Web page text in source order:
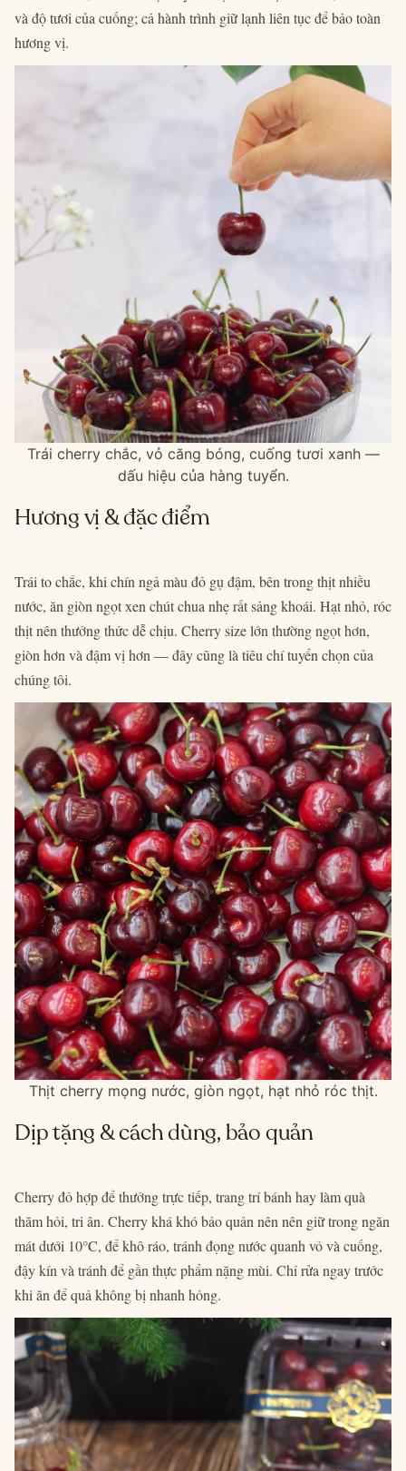
và độ tươi của cuống; cả hành trình giữ lạnh liên tục để bảo toàn
hương vị.
Trái cherry chắc, vỏ căng bóng, cuống tươi xanh —
dấu hiệu của hàng tuyển.
Hương vị & đặc điểm
Trái to chắc, khi chín ngả màu đỏ gụ đậm, bên trong thịt nhiều
nước, ăn giòn ngọt xen chút chua nhẹ rất sảng khoái. Hạt nhỏ, róc
thịt nên thưởng thức dễ chịu. Cherry size lớn thường ngọt hơn,
giòn hơn và đậm vị hơn — đây cũng là tiêu chí tuyển chọn của
chúng tôi.
Thịt cherry mọng nước, giòn ngọt, hạt nhỏ róc thịt.
Dịp tặng & cách dùng, bảo quản
Cherry đỏ hợp để thưởng trực tiếp, trang trí bánh hay làm quà
thăm hỏi, tri ân. Cherry khá khó bảo quản nên nên giữ trong ngăn
mát dưới 10°C, để khô ráo, tránh đọng nước quanh vỏ và cuống,
đậy kín và tránh để gần thực phẩm nặng mùi. Chỉ rửa ngay trước
khi ăn để quả không bị nhanh hỏng.